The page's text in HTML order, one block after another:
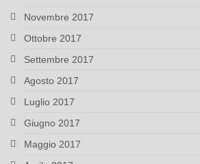
Novembre 2017
Ottobre 2017
Settembre 2017
Agosto 2017
Luglio 2017
Giugno 2017
Maggio 2017